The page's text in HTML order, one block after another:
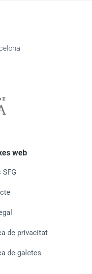
web
de privacitat
de galetes